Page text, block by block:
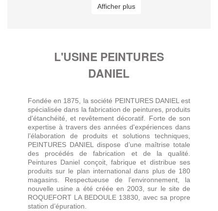
Afficher plus
L'USINE PEINTURES
DANIEL
Fondée en 1875, la société PEINTURES DANIEL est
spécialisée dans la fabrication de peintures, produits
d'étanchéité, et revêtement décoratif. Forte de son
expertise à travers des années d'expériences dans
l’élaboration de produits et solutions techniques,
PEINTURES DANIEL dispose d’une maîtrise totale
des procédés de fabrication et de la qualité.
Peintures Daniel conçoit, fabrique et distribue ses
produits sur le plan international dans plus de 180
magasins. Respectueuse de l’environnement, la
nouvelle usine a été créée en 2003, sur le site de
ROQUEFORT LA BEDOULE 13830, avec sa propre
station d’épuration.